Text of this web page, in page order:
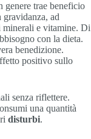
genere trae beneficio
ad
minerali e vitamine. Di
con la dieta.
benedizione.
positivo sullo
senza riflettere.
una quantità
disturbi.